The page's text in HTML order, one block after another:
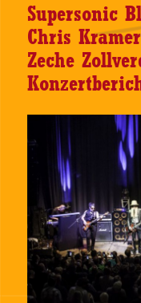
Supersonic
Chris
Zeche